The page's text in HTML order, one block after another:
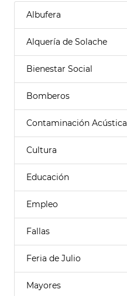
Albufera
Alquería de Solache
Bienestar Social
Bomberos
Contaminación Acústica
Cultura
Educación
Empleo
Fallas
Feria de Julio
Mayores